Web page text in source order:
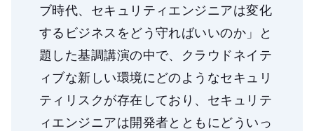
ブ時代、セキュリティエンジニアは変化
するビジネスをどう守ればいいのか」と
題した基調講演の中で、クラウドネイテ
ィブな新しい環境にどのようなセキュリ
ティリスクが存在しており、セキュリテ
ィエンジニアは開発者とともにどういっ